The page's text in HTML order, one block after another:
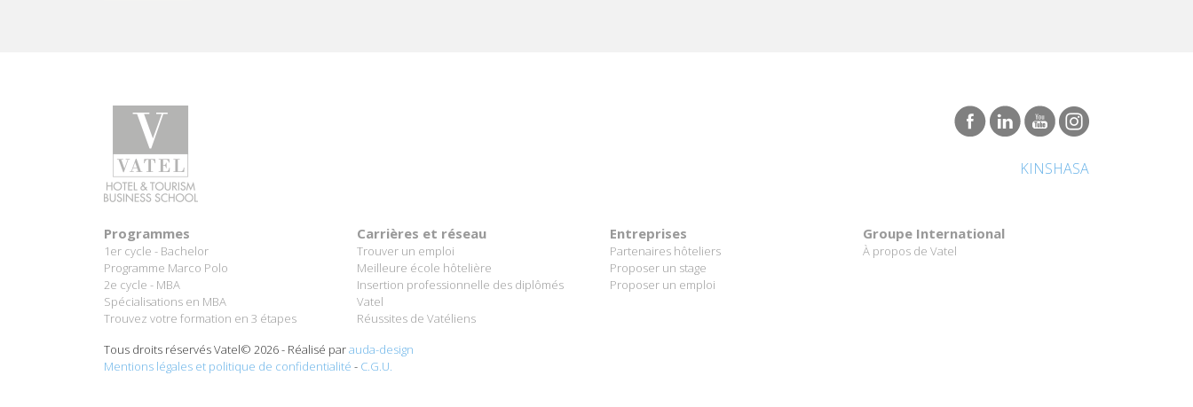
KINSHASA
Programmes
1er cycle - Bachelor
Programme Marco Polo
2e cycle - MBA
Spécialisations en MBA
Trouvez votre formation en 3 étapes
Carrières et réseau
Trouver un emploi
Meilleure école hôtelière
Insertion professionnelle des diplômés
Vatel
Réussites de Vatéliens
Entreprises
Partenaires hôteliers
Proposer un stage
Proposer un emploi
Groupe International
À propos de Vatel
Tous droits réservés Vatel© 2026 - Réalisé parauda-design
Mentions légales et politique de confidentialité - C.G.U.